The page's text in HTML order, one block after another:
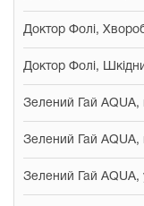
Доктор Фолі,
Доктор Фолі,
Зелений Гай AQUA,
Зелений Гай AQUA,
Зелений Гай AQUA,